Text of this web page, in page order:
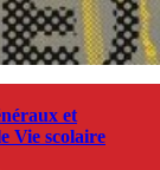
et
Vie scolaire